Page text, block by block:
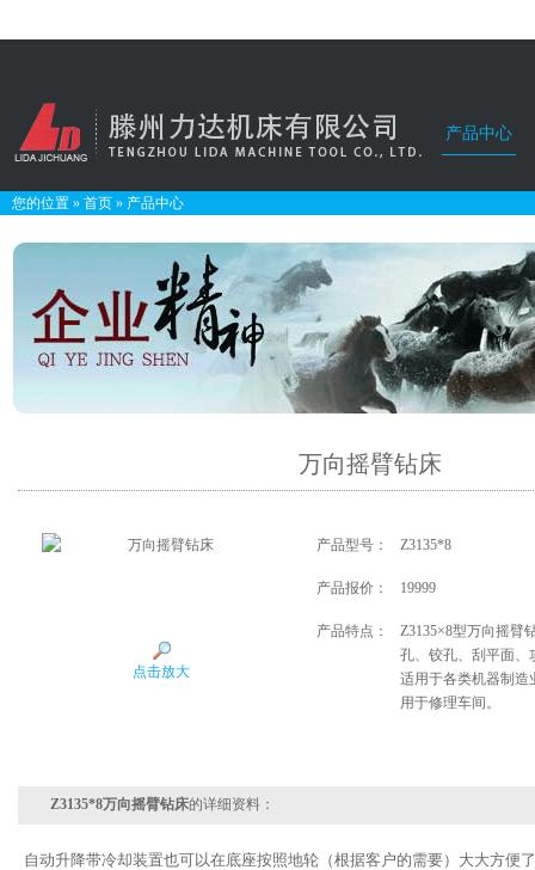
产品中心
您的位置 » 首页 » 产品中心
万向摇臂钻床
点击放大
产品型号： Z3135*8
产品报价： 19999
产品特点：
Z3135×8型万向摇臂
孔、铰孔、刮平面、
适用于各类机器制造
用于修理车间。
Z3135*8万向摇臂钻床的详细资料：
自动升降带冷却装置也可以在底座按照地轮（根据客户的需要）大大方便